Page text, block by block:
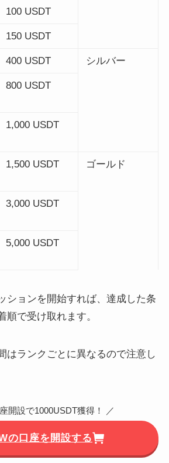
100 USDT
150 USDT
400 USDT シルバー
800 USDT
1,000 USDT
1,500 USDT ゴールド
3,000 USDT
5,000 USDT
ションを開始すれば、達成した条
順で受け取れます。
はランクごとに異なるので注意し
開設で1000USDT獲得！ ／
の口座を開設する